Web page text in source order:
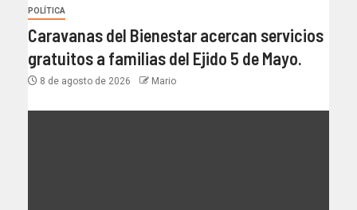
POLÍTICA
Caravanas del Bienestar acercan servicios
gratuitos a familias del Ejido 5 de Mayo.
8 de agosto de 2026 Mario